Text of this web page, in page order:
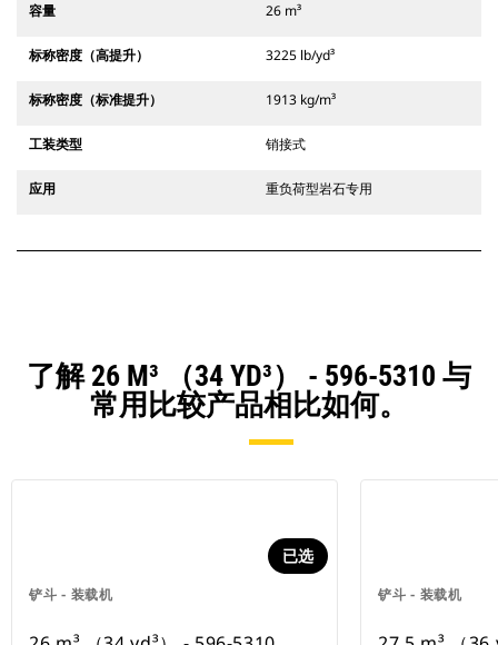
容量 26 m³
标称密度（高提升） 3225 lb/yd³
标称密度（标准提升） 1913 kg/m³
工装类型 销接式
应用 重负荷型岩石专用
了解 26 M³ （34 YD³） - 596-5310 与
常用比较产品相比如何。
铲斗 - 装载机
已选
铲斗 - 装载机